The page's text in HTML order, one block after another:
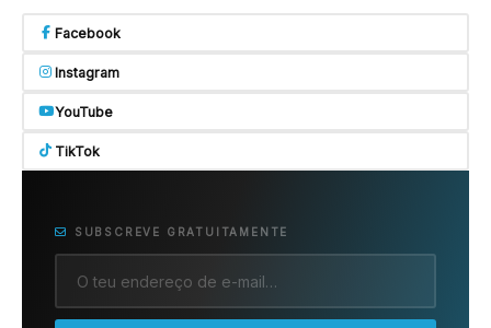
Facebook
Instagram
YouTube
TikTok
SUBSCREVE GRATUITAMENTE